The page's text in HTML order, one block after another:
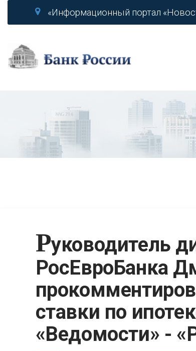
«Информационный портал
Руководитель
РосЕвроБанка
ставки по
«Ведомости» -